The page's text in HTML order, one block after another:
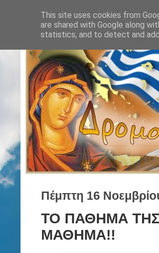
Πέμπτη 16
ΤΟ ΠΑΘΗΜΑ ΤΗΣ
ΜΑΘΗΜΑ!!
This site uses cookies from
are shared with Google along
statistics, and to detect and